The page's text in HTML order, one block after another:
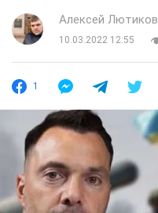
Алексей Лютиков
10.03.2022 12:55
1